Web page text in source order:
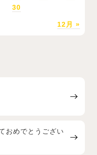
12月 »
30
おめでとうござい